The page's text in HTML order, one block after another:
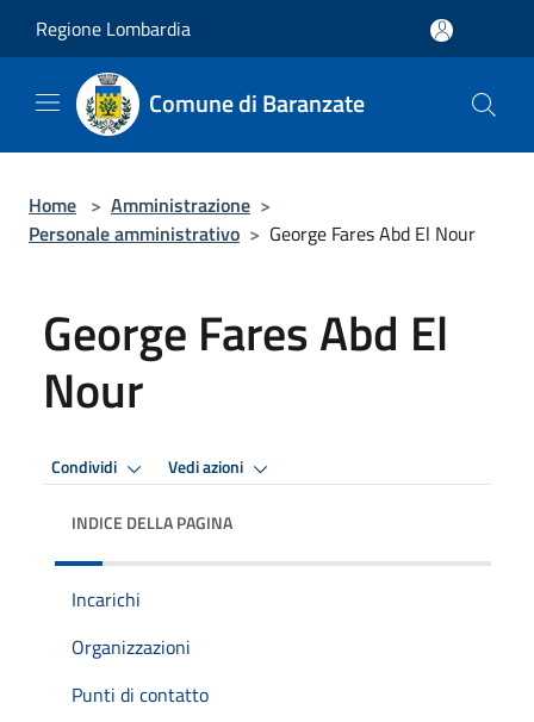
Regione Lombardia
Comune di Baranzate
Home > Amministrazione >
Personale amministrativo > George Fares Abd El Nour
George Fares Abd El
Nour
Condividi Vedi azioni
INDICE DELLA PAGINA
Incarichi
Organizzazioni
Punti di contatto